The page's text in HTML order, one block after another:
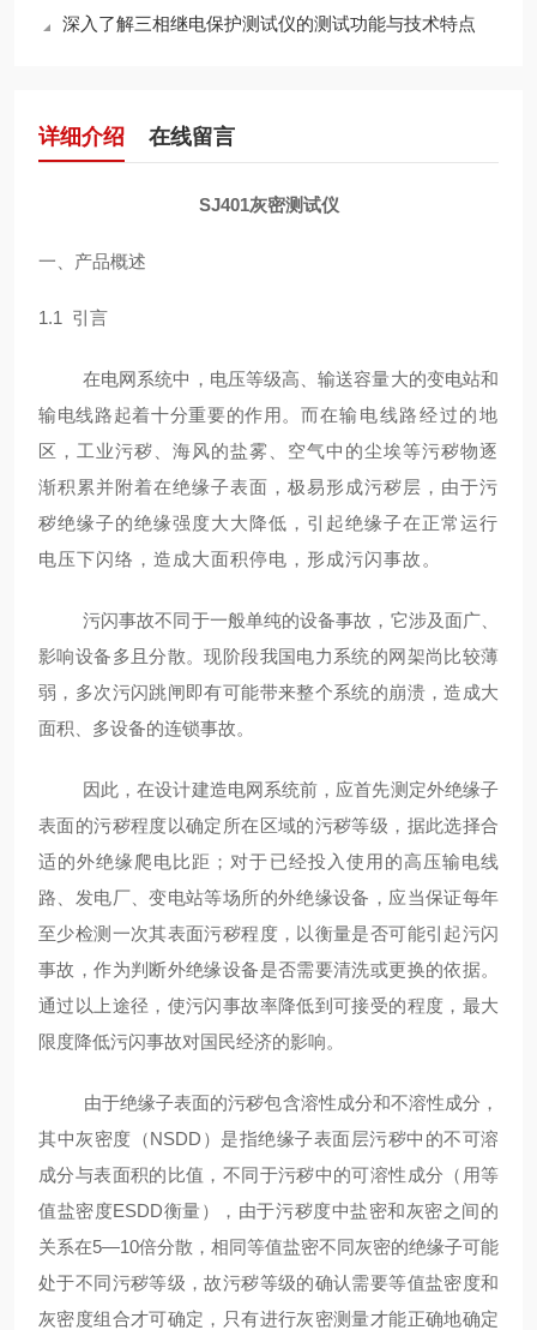
深入了解三相继电保护测试仪的测试功能与技术特点
详细介绍 在线留言
SJ401灰密测试仪
一、产品概述
1.1 引言
在电网系统中，电压等级高、输送容量大的变电站和
输电线路起着十分重要的作用。而在输电线路经过的地
区，工业污秽、海风的盐雾、空气中的尘埃等污秽物逐
渐积累并附着在绝缘子表面，极易形成污秽层，由于污
秽绝缘子的绝缘强度大大降低，引起绝缘子在正常运行
电压下闪络，造成大面积停电，形成污闪事故。
污闪事故不同于一般单纯的设备事故，它涉及面广、
影响设备多且分散。现阶段我国电力系统的网架尚比较薄
弱，多次污闪跳闸即有可能带来整个系统的崩溃，造成大
面积、多设备的连锁事故。
因此，在设计建造电网系统前，应首先测定外绝缘子
表面的污秽程度以确定所在区域的污秽等级，据此选择合
适的外绝缘爬电比距；对于已经投入使用的高压输电线
路、发电厂、变电站等场所的外绝缘设备，应当保证每年
至少检测一次其表面污秽程度，以衡量是否可能引起污闪
事故，作为判断外绝缘设备是否需要清洗或更换的依据。
通过以上途径，使污闪事故率降低到可接受的程度，最大
限度降低污闪事故对国民经济的影响。
由于绝缘子表面的污秽包含溶性成分和不溶性成分，
其中灰密度（NSDD）是指绝缘子表面层污秽中的不可溶
成分与表面积的比值，不同于污秽中的可溶性成分（用等
值盐密度ESDD衡量），由于污秽度中盐密和灰密之间的
关系在5—10倍分散，相同等值盐密不同灰密的绝缘子可能
处于不同污秽等级，故污秽等级的确认需要等值盐密度和
灰密度组合才可确定，只有进行灰密测量才能正确地确定